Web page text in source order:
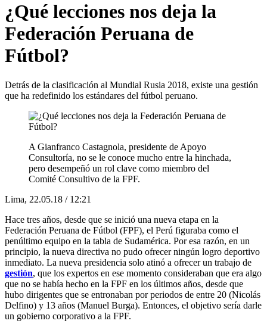
¿Qué lecciones nos deja la
Federación Peruana de
Fútbol?
Detrás de la clasificación al Mundial Rusia 2018, existe una gestión
que ha redefinido los estándares del fútbol peruano.
A Gianfranco Castagnola, presidente de Apoyo
Consultoría, no se le conoce mucho entre la hinchada,
pero desempeñó un rol clave como miembro del
Comité Consultivo de la FPF.
Lima, 22.05.18 / 12:21
Hace tres años, desde que se inició una nueva etapa en la
Federación Peruana de Fútbol (FPF), el Perú figuraba como el
penúltimo equipo en la tabla de Sudamérica. Por esa razón, en un
principio, la nueva directiva no pudo ofrecer ningún logro deportivo
inmediato. La nueva presidencia solo atinó a ofrecer un trabajo de
gestión, que los expertos en ese momento consideraban que era algo
que no se había hecho en la FPF en los últimos años, desde que
hubo dirigentes que se entronaban por periodos de entre 20 (Nicolás
Delfino) y 13 años (Manuel Burga). Entonces, el objetivo sería darle
un gobierno corporativo a la FPF.